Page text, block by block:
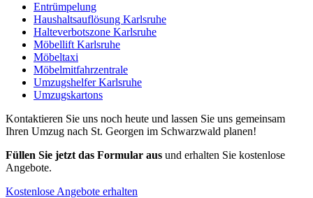
Entrümpelung
Haushaltsauflösung Karlsruhe
Halteverbotszone Karlsruhe
Möbellift Karlsruhe
Möbeltaxi
Möbelmitfahrzentrale
Umzugshelfer Karlsruhe
Umzugskartons
Kontaktieren Sie uns noch heute und lassen Sie uns gemeinsam
Ihren Umzug nach St. Georgen im Schwarzwald planen!
Füllen Sie jetzt das Formular aus und erhalten Sie kostenlose
Angebote.
Kostenlose Angebote erhalten